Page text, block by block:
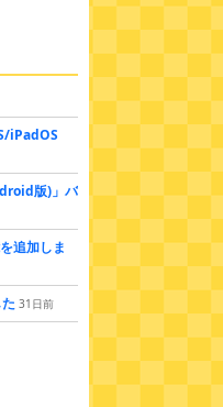
iPadOS
版)」バ
追加しま
31 日前